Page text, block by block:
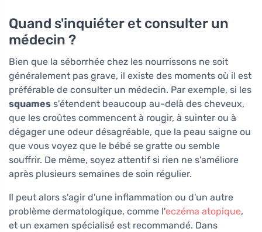
Quand s'inquiéter et consulter un
médecin ?
Bien que la séborrhée chez les nourrissons ne soit
généralement pas grave, il existe des moments où il est
préférable de consulter un médecin. Par exemple, si les
squames s'étendent beaucoup au-delà des cheveux,
que les croûtes commencent à rougir, à suinter ou à
dégager une odeur désagréable, que la peau saigne ou
que vous voyez que le bébé se gratte ou semble
souffrir. De même, soyez attentif si rien ne s'améliore
après plusieurs semaines de soin régulier.
Il peut alors s'agir d'une inflammation ou d'un autre
problème dermatologique, comme l'eczéma atopique,
et un examen spécialisé est recommandé. Dans